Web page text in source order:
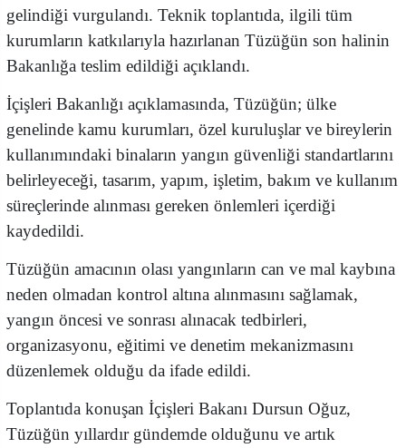
gelindiği vurgulandı. Teknik toplantıda, ilgili tüm
kurumların katkılarıyla hazırlanan Tüzüğün son halinin
Bakanlığa teslim edildiği açıklandı.
İçişleri Bakanlığı açıklamasında, Tüzüğün; ülke
genelinde kamu kurumları, özel kuruluşlar ve bireylerin
kullanımındaki binaların yangın güvenliği standartlarını
belirleyeceği, tasarım, yapım, işletim, bakım ve kullanım
süreçlerinde alınması gereken önlemleri içerdiği
kaydedildi.
Tüzüğün amacının olası yangınların can ve mal kaybına
neden olmadan kontrol altına alınmasını sağlamak,
yangın öncesi ve sonrası alınacak tedbirleri,
organizasyonu, eğitimi ve denetim mekanizmasını
düzenlemek olduğu da ifade edildi.
Toplantıda konuşan İçişleri Bakanı Dursun Oğuz,
Tüzüğün yıllardır gündemde olduğunu ve artık